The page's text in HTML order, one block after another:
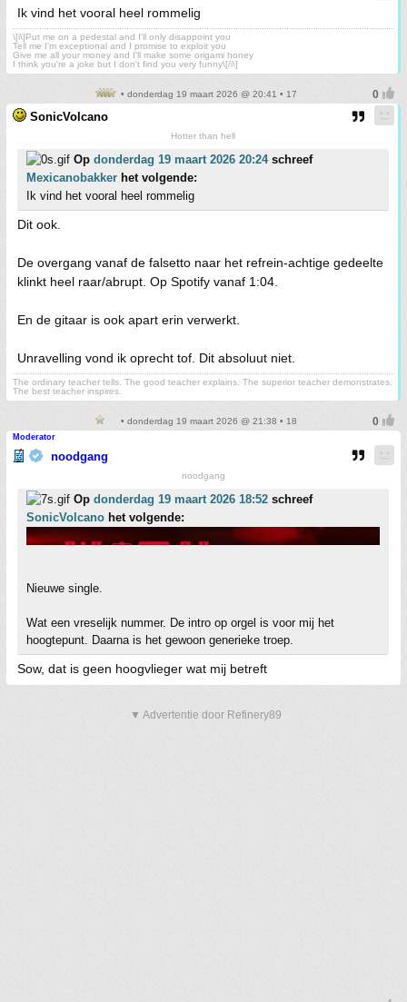
Ik vind het vooral heel rommelig
\[i\]Put me on a pedestal and I'll only disappoint you
Tell me I'm exceptional and I promise to exploit you
Give me all your money and I'll make some origami honey
I think you're a joke but I don't find you very funny\[/i\]
• donderdag 19 maart 2026 @ 20:41 • 17
SonicVolcano
Hotter than hell
Op donderdag 19 maart 2026 20:24schreef
Mexicanobakker het volgende:
Ik vind het vooral heel rommelig
Dit ook.
De overgang vanaf de falsetto naar het refrein-achtige gedeelte
klinkt heel raar/abrupt. Op Spotify vanaf 1:04.
En de gitaar is ook apart erin verwerkt.
Unravelling vond ik oprecht tof. Dit absoluut niet.
The ordinary teacher tells. The good teacher explains. The superior teacher demonstrates.
The best teacher inspires.
• donderdag 19 maart 2026 @ 21:38 • 18
Moderator
noodgang
noodgang
Op donderdag 19 maart 2026 18:52 schreef
SonicVolcano het volgende:
Nieuwe single.
Wat een vreselijk nummer. De intro op orgel is voor mij het
hoogtepunt. Daarna is het gewoon generieke troep.
Sow, dat is geen hoogvlieger wat mij betreft
▼ Advertentie door Refinery89